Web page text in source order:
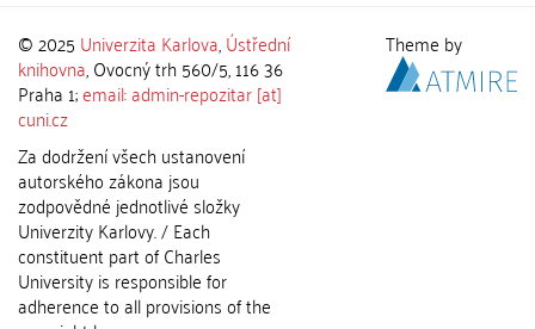
© 2025 Univerzita Karlova,Ústřední
knihovna, Ovocný trh 560/5, 116 36
Praha 1;email: admin-repozitar [at]
cuni.cz
Za dodržení všech ustanovení
autorského zákona jsou
zodpovědné jednotlivé složky
Univerzity Karlovy. / Each
constituent part of Charles
University is responsible for
adherence to all provisions of the
Theme by